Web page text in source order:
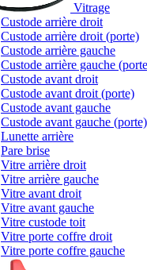
Vitrage
Custode arrière droit
Custode arrière droit (porte)
Custode arrière gauche
Custode arrière gauche
Custode avant droit
Custode avant droit (porte)
Custode avant gauche
Custode avant gauche (porte)
Lunette arrière
Pare brise
Vitre arrière droit
Vitre arrière gauche
Vitre avant droit
Vitre avant gauche
Vitre custode toit
Vitre porte coffre droit
Vitre porte coffre gauche